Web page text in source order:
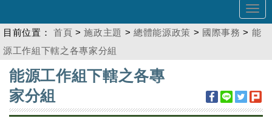
目前位置： 首頁 >施政主題 >總體能源政策 > 國際事務 > 能
源工作組下轄之各專家分組
:::
能源工作組下轄之各專
家分組